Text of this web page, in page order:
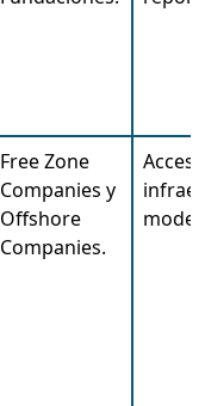
Free Zone
Companies y
Offshore
Companies.